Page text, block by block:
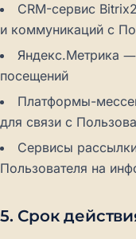
CRM-сервис
и коммуникаций с
Яндекс.Метрика —
посещений
Платформы-
для связи с
Сервисы
Пользователя на
5. Срок